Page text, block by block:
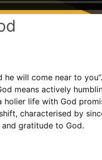
he will come near to
means actively
life with God
characterised by
gratitude to God.